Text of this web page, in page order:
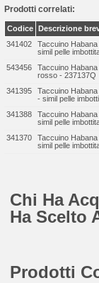
Prodotti correlati:
Codice Descrizione
341402
Taccuino
simil pelle
543456
Taccuino
rosso - 237137Q
341395
Taccuino
- simil pelle
341388
Taccuino
simil pelle
341370
Taccuino
simil pelle
Chi Ha
Ha Scelto
Prodotti